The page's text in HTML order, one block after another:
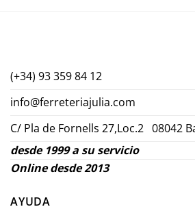
(+34) 93 359 84 12
info@ferreteriajulia.com
C/ Pla de Fornells 27,Loc.2 08042
desde 1999 a su servicio
Online desde 2013
AYUDA